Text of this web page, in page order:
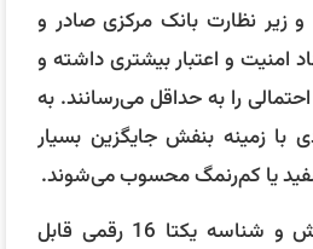
است که از سال 1400 و زیر نظارت بانک مرکزی صادر و
امنیت و اعتبار بیشتری داشته و
را به حداقل می‌رسانند. به
زمینه بنفش جایگزین بسیار
یا کم‌رنمگ محسوب می‌شوند.
این اسناد با زمینه بنفش و شناسه یکتا 16 رقمی قابل